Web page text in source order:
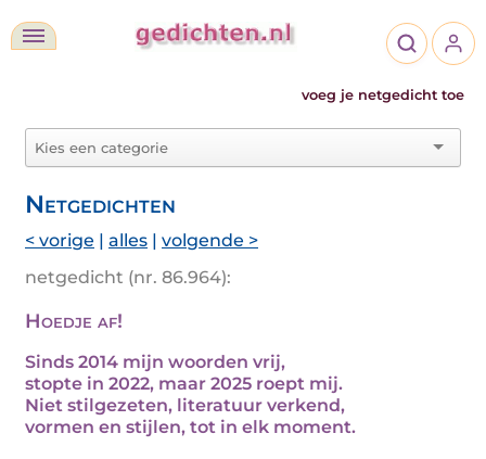
voeg je netgedicht toe
Netgedichten
< vorige | alles | volgende >
netgedicht (nr. 86.964):
Hoedje af!
Sinds 2014 mijn woorden vrij,
stopte in 2022, maar 2025 roept mij.
Niet stilgezeten, literatuur verkend,
vormen en stijlen, tot in elk moment.